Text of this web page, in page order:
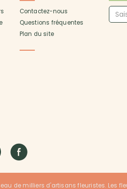
Contactez-nous
Questions fréquentes
Plan du site
de milliers d'artisans fleuristes. Les